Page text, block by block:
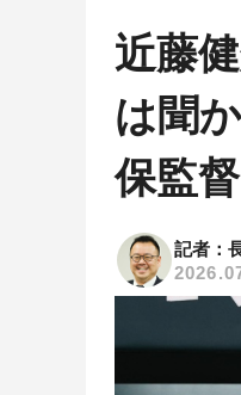
近藤
は聞
保監
記者：